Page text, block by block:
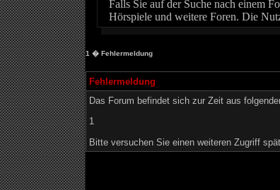
Falls Sie auf der Suche nach einem
Hörspiele und weitere Foren. Die
1 � Fehlermeldung
Fehlermeldung
Das Forum befindet sich zur Zeit aus
1
Bitte versuchen Sie einen weiteren Zugriff